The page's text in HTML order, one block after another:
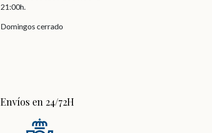
21:00h.
Domingos cerrado
Envíos en 24/72H